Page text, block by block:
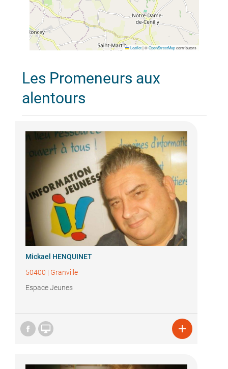
Leaflet |©OpenStreetMapcontributors
Les Promeneurs aux
alentours
Mickael HENQUINET
50400 | Granville
Espace Jeunes
 